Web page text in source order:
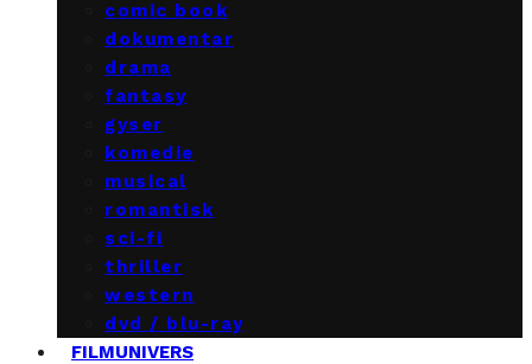
comic book
dokumentar
drama
fantasy
gyser
komedie
musical
romantisk
sci-fi
thriller
western
dvd / blu-ray
FILMUNIVERS